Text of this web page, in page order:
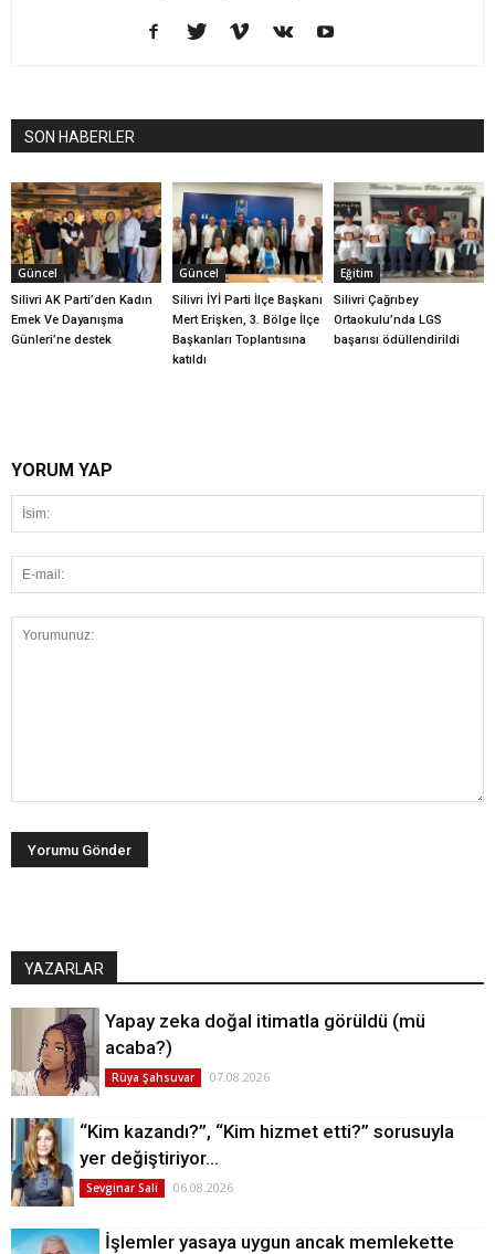
SON HABERLER
Güncel
Silivri AK Parti’den Kadın
Emek Ve Dayanışma
Günleri’ne destek
Güncel
Silivri İYİ Parti İlçe Başkanı
Mert Erişken, 3. Bölge İlçe
Başkanları Toplantısına
katıldı
Eğitim
Silivri Çağrıbey
Ortaokulu’nda LGS
başarısı ödüllendirildi
YORUM YAP
YAZARLAR
Yapay zeka doğal itimatla görüldü (mü
acaba?)
Rüya Şahsuvar 07.08.2026
“Kim kazandı?”, “Kim hizmet etti?” sorusuyla
yer değiştiriyor…
Sevginar Sali 06.08.2026
İşlemler yasaya uygun ancak memlekette